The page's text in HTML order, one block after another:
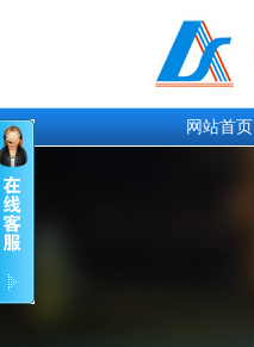
网站首页